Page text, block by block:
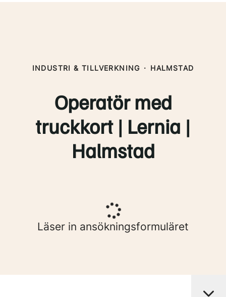
INDUSTRI & TILLVERKNING · HALMSTAD
Operatör med
truckkort | Lernia |
Halmstad
Läser in ansökningsformuläret